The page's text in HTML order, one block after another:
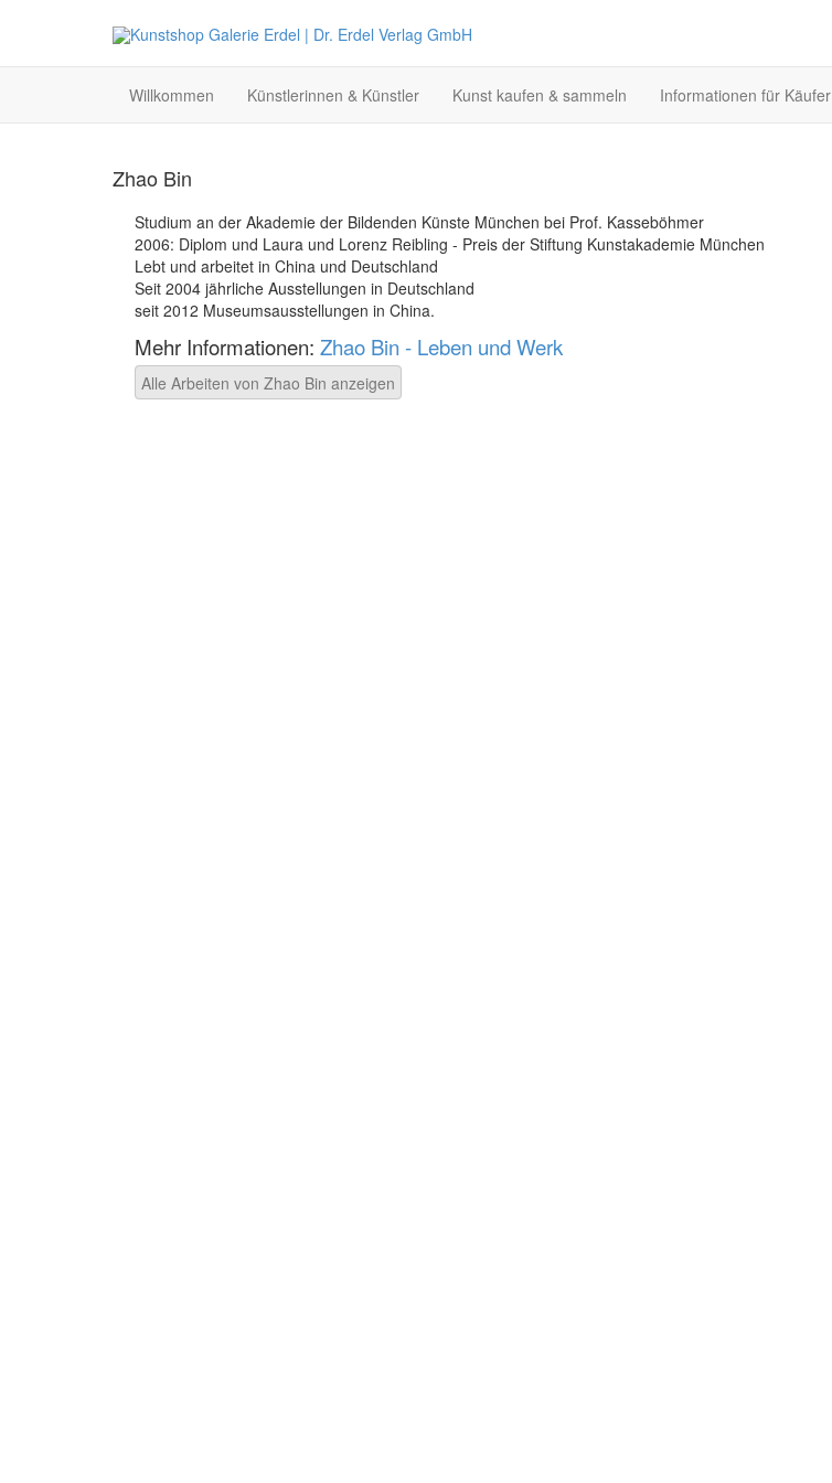
Willkommen Künstlerinnen & Künstler Kunst kaufen & sammeln Informationen für Käufer
Zhao Bin
Studium an der Akademie der Bildenden Künste München bei Prof. Kasseböhmer
2006: Diplom und Laura und Lorenz Reibling - Preis der Stiftung Kunstakademie München
Lebt und arbeitet in China und Deutschland
Seit 2004 jährliche Ausstellungen in Deutschland
seit 2012 Museumsausstellungen in China.
Mehr Informationen: Zhao Bin - Leben und Werk
Alle Arbeiten von Zhao Bin anzeigen